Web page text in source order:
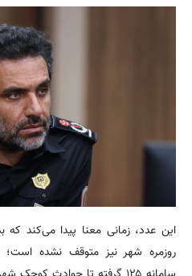
این عدد، زمانی معنا پیدا می‌کند که
روزمره شهر نیز متوقف نشده